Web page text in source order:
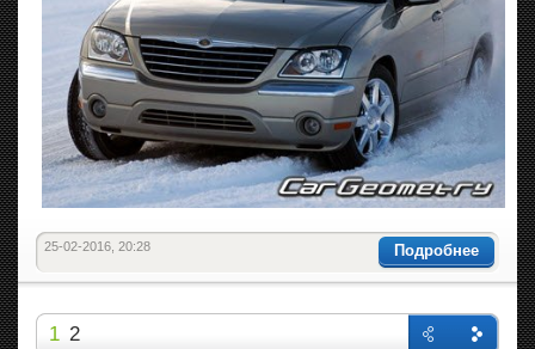
Подробнее
25-02-2016, 20:28
1 2